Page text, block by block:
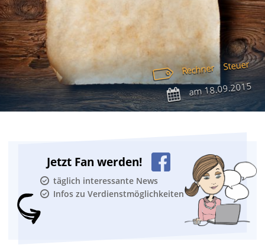
Rechner Steuer
am18.09.2015
Jetzt Fan werden!
täglich interessante News
Infos zu Verdienstmöglichkeiten